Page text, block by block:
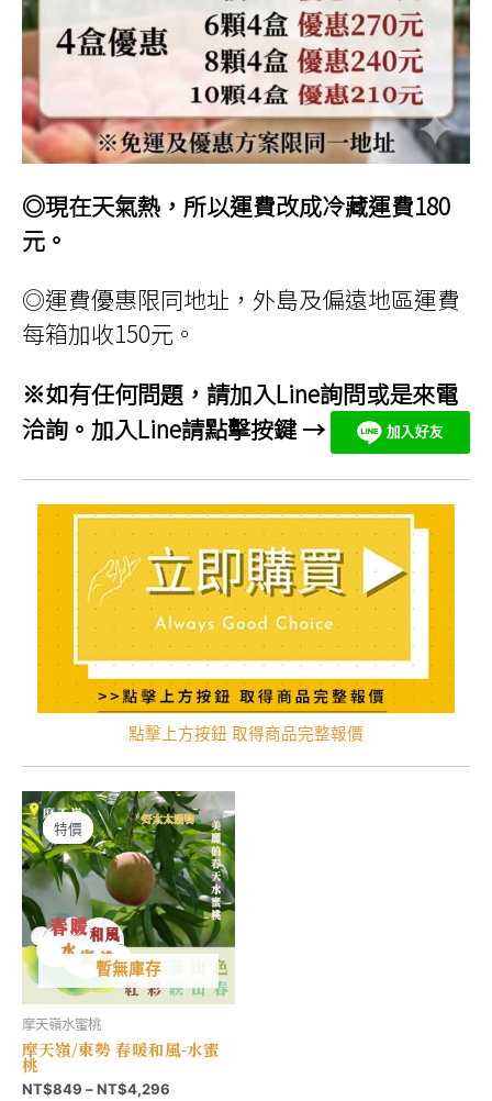
◎現在天氣熱，所以運費改成冷藏運費180
元。
◎運費優惠限同地址，外島及偏遠地區運費
每箱加收150元。
※如有任何問題，請加入Line詢問或是來電
洽詢。加入Line請點擊按鍵 →
點擊上方按鈕 取得商品完整報價
特價
暫無庫存
特價
摩天嶺水蜜桃
摩天嶺/東勢 春暖和風-水蜜
桃
NT$849 –NT$4,296